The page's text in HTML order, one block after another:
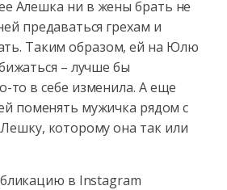
Алешка ни в жены брать не
предаваться грехам и
Таким образом, ей на Юлю
– лучше бы
то в себе изменила. А еще
поменять мужичка рядом с
которому она так или
в Instagram